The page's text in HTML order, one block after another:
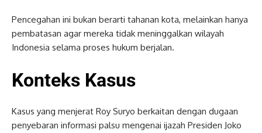
Pencegahan ini bukan berarti tahanan kota, melainkan hanya
pembatasan agar mereka tidak meninggalkan wilayah
Indonesia selama proses hukum berjalan.
Konteks Kasus
Kasus yang menjerat Roy Suryo berkaitan dengan dugaan
penyebaran informasi palsu mengenai ijazah Presiden Joko